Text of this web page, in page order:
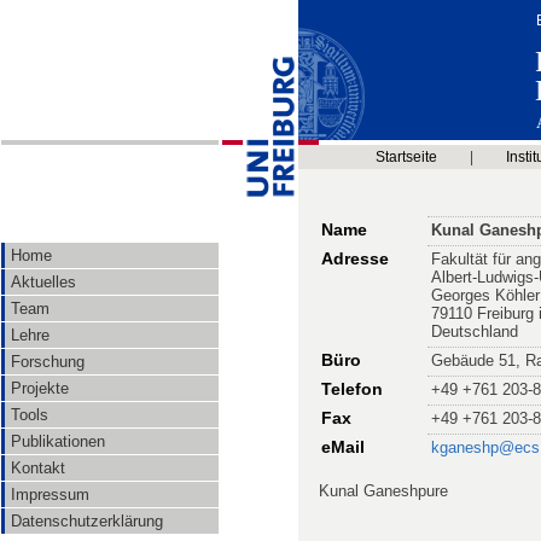
Home
Aktuelles
Team
Lehre
Forschung
Projekte
Tools
Publikationen
Kontakt
Impressum
Datenschutzerklärung
Startseite
Name Kunal
Adresse
Fakultät für
Albert-
Georges
79110 Freiburg
Deutschland
Büro Gebäude 51,
Telefon +49 +761 203-
Fax +49 +761 203-
eMail
Kunal Ganeshpure